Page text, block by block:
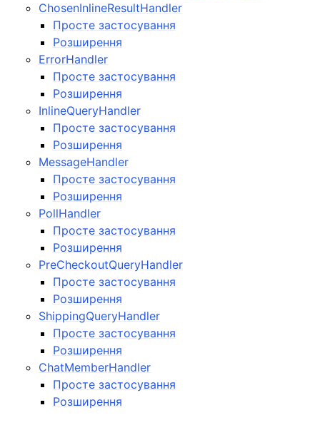
ChosenInlineResultHandler
Просте застосування
Розширення
ErrorHandler
Просте застосування
Розширення
InlineQueryHandler
Просте застосування
Розширення
MessageHandler
Просте застосування
Розширення
PollHandler
Просте застосування
Розширення
PreCheckoutQueryHandler
Просте застосування
Розширення
ShippingQueryHandler
Просте застосування
Розширення
ChatMemberHandler
Просте застосування
Розширення